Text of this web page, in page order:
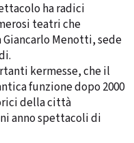
ha radici
teatri che
Menotti, sede
kermesse, che il
funzione dopo 2000
della città
anno spettacoli di